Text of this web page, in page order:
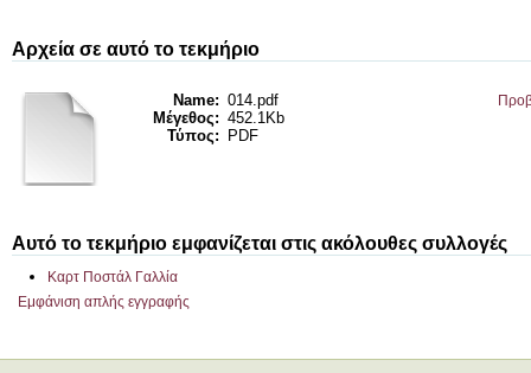
Αρχεία σε αυτό το τεκμήριο
Name: 014.pdf
Μέγεθος: 452.1Kb
Τύπος:
PDF
Αυτό το τεκμήριο εμφανίζεται στις ακόλουθες συλλογές
Καρτ Ποστάλ Γαλλία
Εμφάνιση απλής εγγραφής